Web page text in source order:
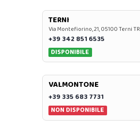
TERNI
Via Montefiorino, 21, 05100 Terni TR
+39 342 851 6535
DISPONIBILE
VALMONTONE
+39 335 683 7731
NON DISPONIBILE